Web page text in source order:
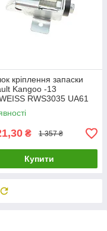
кріплення запаски
Kangoo -13
RWS3035 UA61
₴ 1 357 ₴
Купити